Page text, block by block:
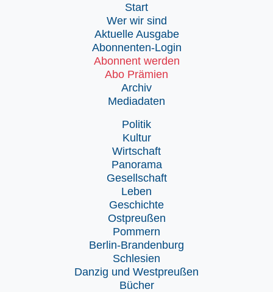
Start
Wer wir sind
Aktuelle Ausgabe
Abonnenten-Login
Abonnent werden
Abo Prämien
Archiv
Mediadaten
Politik
Kultur
Wirtschaft
Panorama
Gesellschaft
Leben
Geschichte
Ostpreußen
Pommern
Berlin-Brandenburg
Schlesien
Danzig und Westpreußen
Bücher